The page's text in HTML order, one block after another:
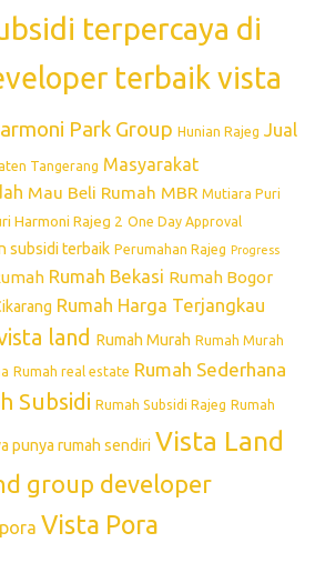
terpercaya di
terbaik vista
Park Group Hunian Rajeg Jual
Tangerang Masyarakat
Mau Beli Rumah MBR Mutiara Puri
Harmoni Rajeg 2 One Day Approval
subsidi terbaik Perumahan Rajeg Progress
Rumah Bekasi Rumah Bogor
Rumah Harga Terjangkau
land Rumah Murah Rumah Murah
Rumah real estate Rumah Sederhana
Subsidi Rumah Subsidi Rajeg Rumah
punya rumah sendiri Vista Land
group developer
Vista Pora